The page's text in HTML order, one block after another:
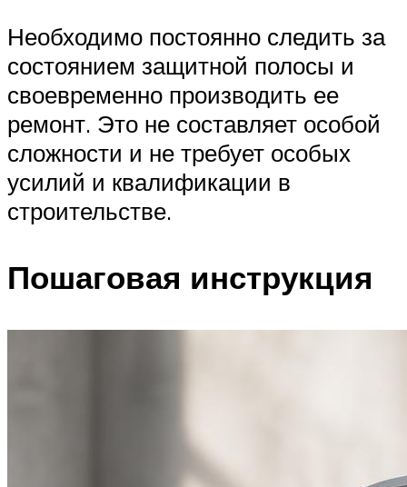
Необходимо постоянно следить за
состоянием защитной полосы и
своевременно производить ее
ремонт. Это не составляет особой
сложности и не требует особых
усилий и квалификации в
строительстве.
Пошаговая инструкция